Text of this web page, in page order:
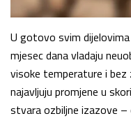
U gotovo svim
mjesec dana vladaju
visoke temperature i bez
najavljuju promjene u
stvara ozbiljne izazove